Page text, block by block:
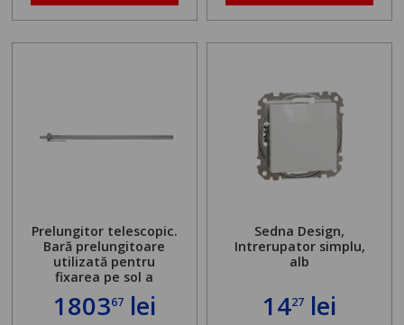
Prelungitor telescopic.
Bară prelungitoare
utilizată pentru
fixarea pe sol a
standului mașinii de
găurit în locul
180367lei
Sedna Design,
Intrerupator simplu,
alb
1427 lei